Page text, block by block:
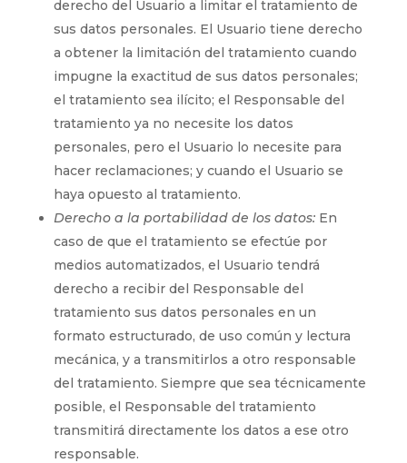
derecho del Usuario a limitar el tratamiento de
sus datos personales. El Usuario tiene derecho
a obtener la limitación del tratamiento cuando
impugne la exactitud de sus datos personales;
el tratamiento sea ilícito; el Responsable del
tratamiento ya no necesite los datos
personales, pero el Usuario lo necesite para
hacer reclamaciones; y cuando el Usuario se
haya opuesto al tratamiento.
Derecho a la portabilidad de los datos:En
caso de que el tratamiento se efectúe por
medios automatizados, el Usuario tendrá
derecho a recibir del Responsable del
tratamiento sus datos personales en un
formato estructurado, de uso común y lectura
mecánica, y a transmitirlos a otro responsable
del tratamiento. Siempre que sea técnicamente
posible, el Responsable del tratamiento
transmitirá directamente los datos a ese otro
responsable.